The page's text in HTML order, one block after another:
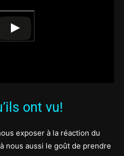
ont vu!
exposer à la réaction du
nous aussi le goût de prendre